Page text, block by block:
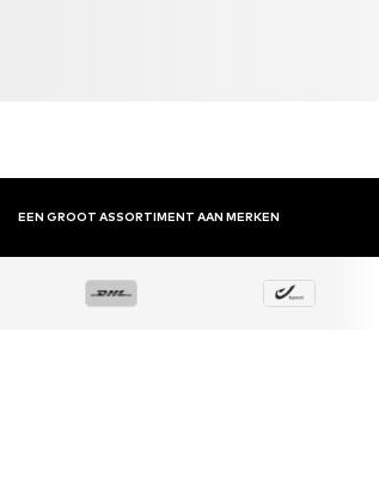
EEN GROOT ASSORTIMENT AAN MERKEN